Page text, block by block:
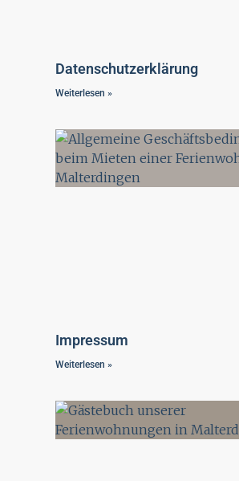
Datenschutzerklärung
Weiterlesen »
Impressum
Weiterlesen »